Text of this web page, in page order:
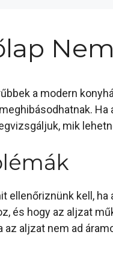
a modern
mik
ellenőriznünk kell,
és hogy az aljzat
az aljzat nem ad